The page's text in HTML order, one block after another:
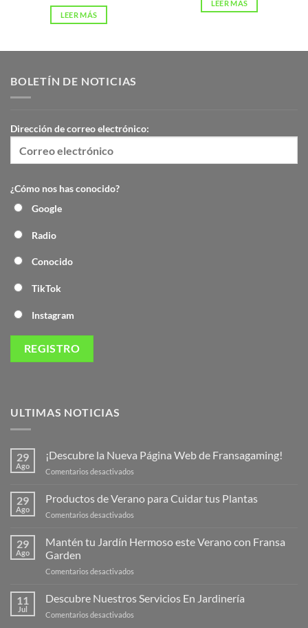
LEER MÁS
LEER MÁS
BOLETÍN DE NOTICIAS
Dirección de correo electrónico:
¿Cómo nos has conocido?
Google
Radio
Conocido
TikTok
Instagram
ULTIMAS NOTICIAS
29
Ago
¡Descubre la Nueva Página Web de Fransagaming!
Comentarios desactivados
Nueva
de
29
Ago
Productos de Verano para Cuidar tus Plantas
Comentarios desactivados
de
Verano
Plantas
29
Ago
Mantén tu Jardín Hermoso este Verano con Fransa
Garden
Comentarios desactivados
tu
Jardín
11
Jul
Descubre Nuestros Servicios En Jardinería
Comentarios desactivados